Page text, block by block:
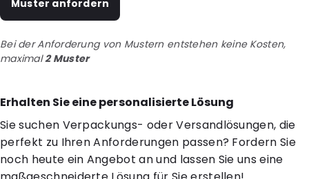
Muster anfordern
Bei der Anforderung von Mustern entstehen keine Kosten,
maximal2 Muster
Erhalten Sie eine personalisierte Lösung
Sie suchen Verpackungs- oder Versandlösungen, die
perfekt zu Ihren Anforderungen passen? Fordern Sie
noch heute ein Angebot an und lassen Sie uns eine